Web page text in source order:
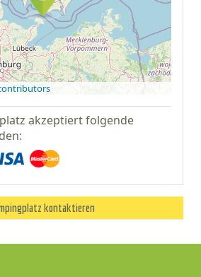
Auf Google Maps
anzeigen
akzeptiert folgende
kontaktieren